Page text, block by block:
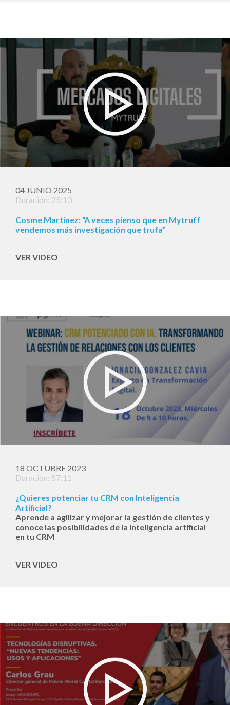
04 JUNIO 2025
Duración: 25:13
Cosme Martínez: “A veces pienso que en Mytruff
vendemos más investigación que trufa”
VER VIDEO
18 OCTUBRE 2023
Duración: 57:11
¿Quieres potenciar tu CRM con Inteligencia
Artificial?
Aprende a agilizar y mejorar la gestión de clientes y
conoce las posibilidades de la inteligencia artificial
en tu CRM
VER VIDEO